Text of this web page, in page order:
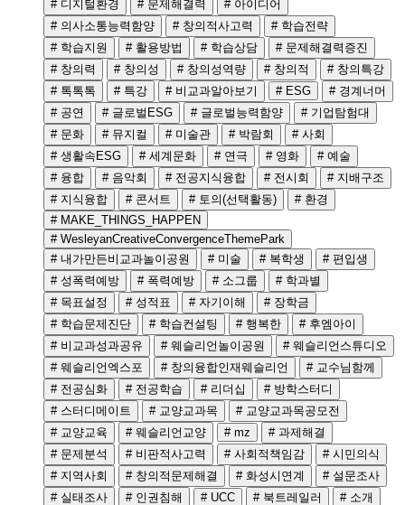
# 디지털환경
# 문제해결력
# 아이디어
# 의사소통능력함양
# 창의적사고력
# 학습전략
# 학습지원
# 활용방법 # 학습상담
# 문제해결력증진
# 창의력
# 창의성 # 창의성역량 # 창의적
# 창의특강
# 톡톡톡
# 특강 # 비교과알아보기 # ESG
# 경계너머
# 공연
# 글로벌ESG # 글로벌능력함양
# 기업탐험대
# 문화
# 뮤지컬 # 미술관 # 박람회
# 사회
# 생활속ESG
# 세계문화 # 연극 # 영화
# 예술
# 융합
# 음악회 # 전공지식융합 # 전시회
# 지배구조
# 지식융합
# 콘서트 # 토의(선택활동)
# 환경
# MAKE_THINGS_HAPPEN
# WesleyanCreativeConvergenceThemePark
# 내가만든비교과놀이공원
# 미술 # 복학생
# 편입생
# 성폭력예방
# 폭력예방 # 소그룹
# 학과별
# 목표설정
# 성적표 # 자기이해
# 장학금
# 학습문제진단
# 학습컨설팅 # 행복한
# 후엠아이
# 비교과성과공유
# 웨슬리언놀이공원
# 웨슬리언스튜디오
# 웨슬리언엑스포
# 창의융합인재웨슬리언
# 교수님함께
# 전공심화
# 전공학습 # 리더십
# 방학스터디
# 스터디메이트
# 교양교과목
# 교양교과목공모전
# 교양교육
# 웨슬리언교양 # mz
# 과제해결
# 문제분석
# 비판적사고력 # 사회적책임감
# 시민의식
# 지역사회
# 창의적문제해결 # 화성시연계
# 설문조사
# 실태조사
# 인권침해 # UCC # 북트레일러
# 소개